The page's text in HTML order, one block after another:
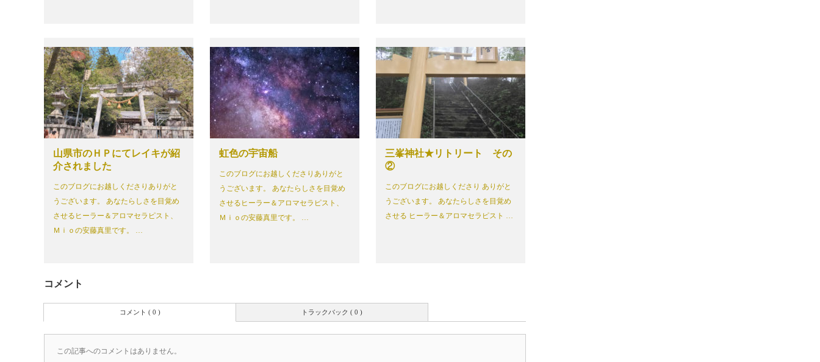
山県市のＨＰにてレイキが紹
介されました
このブログにお越しくださりありがと
うございます。 あなたらしさを目覚め
させるヒーラー＆アロマセラピスト、
Ｍｉｏの安藤真里です。 …
虹色の宇宙船
このブログにお越しくださりありがと
うございます。 あなたらしさを目覚め
させるヒーラー＆アロマセラピスト、
Ｍｉｏの安藤真里です。 …
三峯神社★リトリート その
②
このブログにお越しくださり ありがと
うございます。 あなたらしさを目覚め
させる ヒーラー＆アロマセラピスト …
コメント
トラックバック ( 0 )
コメント ( 0 )
この記事へのコメントはありません。